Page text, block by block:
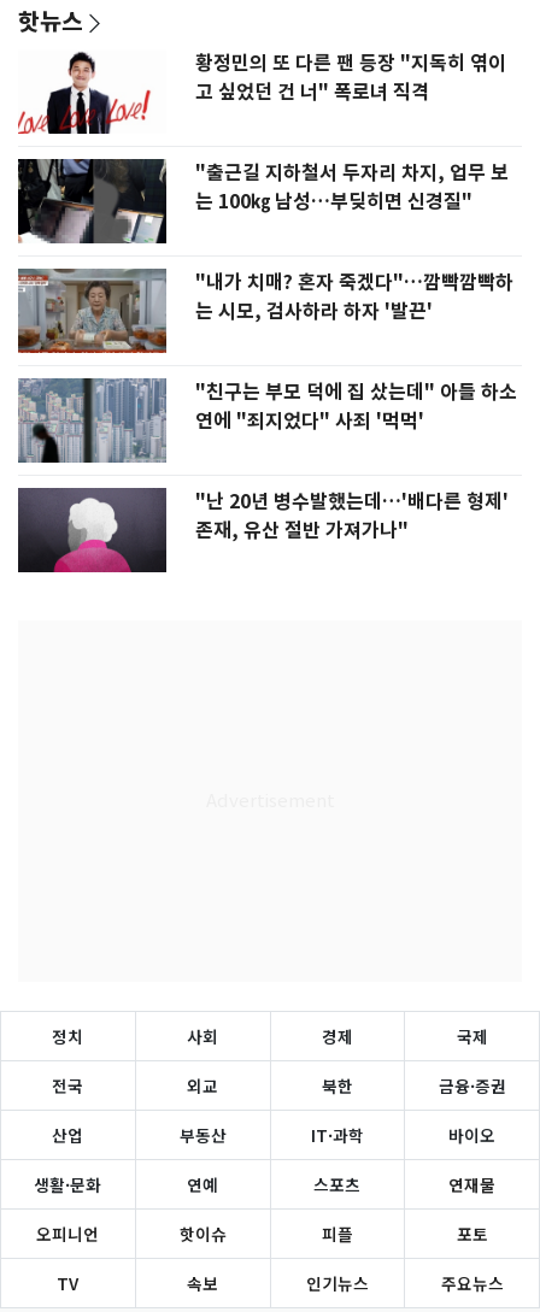
핫뉴스
황정민의 또 다른 팬 등장 "지독히 엮이
고 싶었던 건 너" 폭로녀 직격
"출근길 지하철서 두자리 차지, 업무 보
는 100㎏ 남성…부딪히면 신경질"
"내가 치매? 혼자 죽겠다"…깜빡깜빡하
는 시모, 검사하라 하자 '발끈'
"친구는 부모 덕에 집 샀는데" 아들 하소
연에 "죄지었다" 사죄 '먹먹'
"난 20년 병수발했는데…'배다른 형제'
존재, 유산 절반 가져가나"
정치 사회 경제 국제
전국 외교 북한 금융·증권
산업 부동산 IT·과학 바이오
생활·문화 연예 스포츠 연재물
오피니언 핫이슈 피플 포토
TV 속보 인기뉴스 주요뉴스